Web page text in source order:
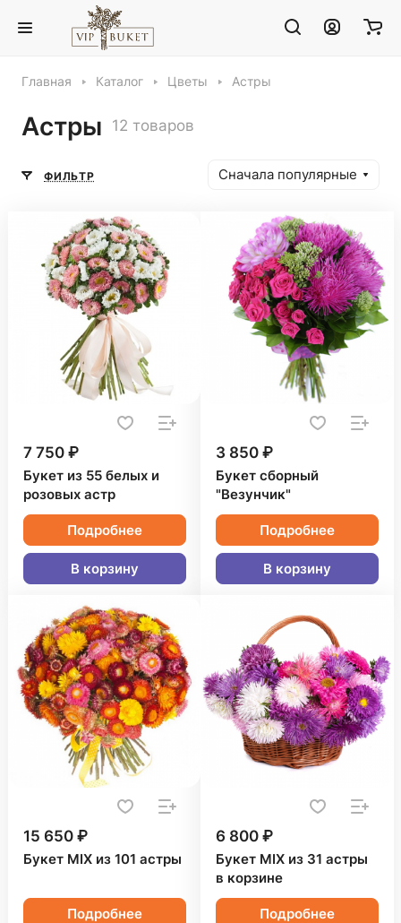
Главная Каталог Цветы Астры
Астры 12 товаров
ФИЛЬТР Сначала популярные
7 750 ₽
Букет из 55 белых и
розовых астр
Подробнее
В корзину
3 850 ₽
Букет сборный
"Везунчик"
Подробнее
В корзину
15 650 ₽
Букет MIX из 101 астры
Подробнее
6 800 ₽
Букет MIX из 31 астры
в корзине
Подробнее